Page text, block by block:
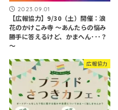
2023.09.01
【広報協力】9/30（土）開催：浪
花のかけこみ寺 ～あんたらの悩み
勝手に答えるけど、かまへん･･･？
～
広報協力